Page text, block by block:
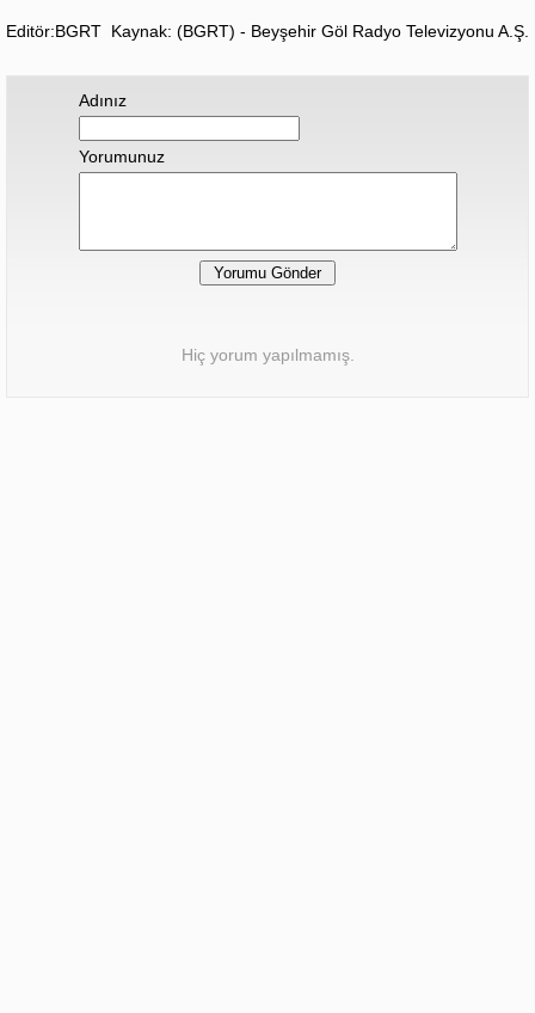
Editör:BGRT Kaynak: (BGRT) - Beyşehir Göl Radyo Televizyonu A.Ş.
Adınız
Yorumunuz
Hiç yorum yapılmamış.